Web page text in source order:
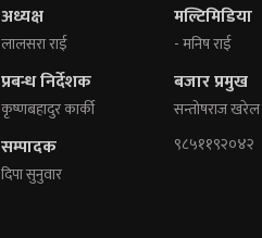
अध्यक्ष
लालसरा राई
प्रबन्ध निर्देशक
कृष्णबहादुर कार्की
सम्पादक
दिपा सुनुवार
मल्टिमिडिया
- मनिष राई
बजार प्रमुख
सन्तोषराज खरेल
९८५११९२०४२